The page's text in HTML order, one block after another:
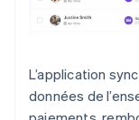
L’application
données de